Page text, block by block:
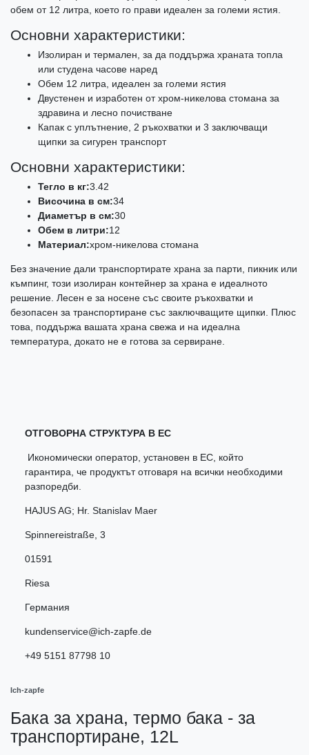
обем от 12 литра, което го прави идеален за големи ястия.
Основни характеристики:
Изолиран и термален, за да поддържа храната топла
или студена часове наред
Обем 12 литра, идеален за големи ястия
Двустенен и изработен от хром-никелова стомана за
здравина и лесно почистване
Капак с уплътнение, 2 ръкохватки и 3 заключващи
щипки за сигурен транспорт
Основни характеристики:
Тегло в кг:3.42
Височина в см:34
Диаметър в см:30
Обем в литри:12
Материал:хром-никелова стомана
Без значение дали транспортирате храна за парти, пикник или
къмпинг, този изолиран контейнер за храна е идеалното
решение. Лесен е за носене със своите ръкохватки и
безопасен за транспортиране със заключващите щипки. Плюс
това, поддържа вашата храна свежа и на идеална
температура, докато не е готова за сервиране.
ОТГОВОРНА СТРУКТУРА В ЕС
Икономически оператор, установен в ЕС, който
гарантира, че продуктът отговаря на всички необходими
разпоредби.
HAJUS AG; Hr. Stanislav Maer
Spinnereistraße 3
01591
Riesa
Германия
kundenservice@ich-zapfe.de
+49 5151 87798 10
Ich-zapfe
Бака за храна, термо бака - за
транспортиране, 12L